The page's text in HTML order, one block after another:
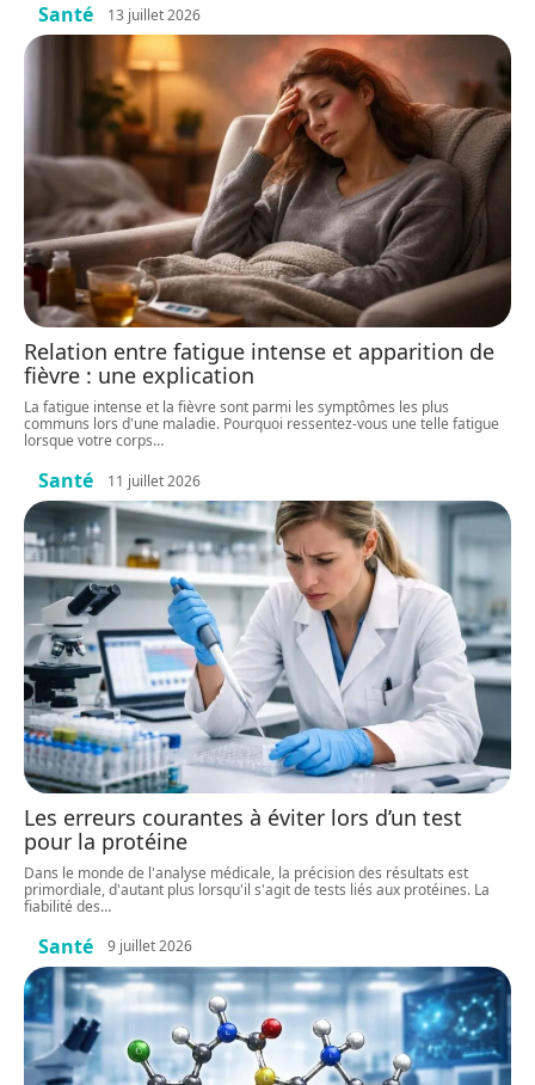
Santé 13 juillet 2026
Relation entre fatigue intense et apparition de
fièvre : une explication
La fatigue intense et la fièvre sont parmi les symptômes les plus
communs lors d'une maladie. Pourquoi ressentez-vous une telle fatigue
lorsque votre corps…
Santé 11 juillet 2026
Les erreurs courantes à éviter lors d’un test
pour la protéine
Dans le monde de l'analyse médicale, la précision des résultats est
primordiale, d'autant plus lorsqu'il s'agit de tests liés aux protéines. La
fiabilité des…
Santé 9 juillet 2026